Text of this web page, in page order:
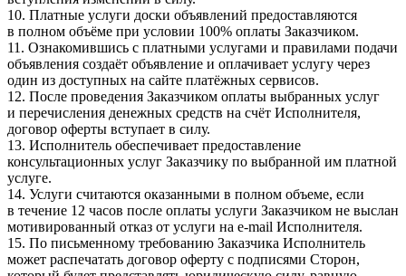
10. Платные услуги доски объявлений предоставляются
в полном объёме при условии 100% оплаты Заказчиком.
11. Ознакомившись с платными услугами и правилами подачи
объявления создаёт объявление и оплачивает услугу через
один из доступных на сайте платёжных сервисов.
12. После проведения Заказчиком оплаты выбранных услуг
и перечисления денежных средств на счёт Исполнителя,
договор оферты вступает в силу.
13. Исполнитель обеспечивает предоставление
консультационных услуг Заказчику по выбранной им платной
услуге.
14. Услуги считаются оказанными в полном объеме, если
в течение 12 часов после оплаты услуги Заказчиком не выслан
мотивированный отказ от услуги на e-mail Исполнителя.
15. По письменному требованию Заказчика Исполнитель
может распечатать договор оферту с подписями Сторон,